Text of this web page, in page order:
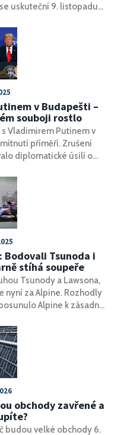
uskuteční 9. listopadu
ale také mnoho
sledovat živě na TV
bezplatný přenos po
v Budapešti –
souboji rostlo
Vladimirem Putinem v
příměří. Zrušení
diplomatické úsilí o
Bodovali Tsunoda i
stíhá soupeře
Tsunody a Lawsona,
nyní za Alpine. Rozhodly
Alpine k zásadní
výsledek.
obchody zavřené a
budou velké obchody 6.